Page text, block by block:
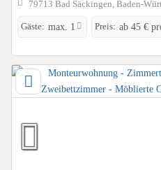
79713 Bad Säckingen, Baden-
Gäste: max. 1 Preis: ab 45 €